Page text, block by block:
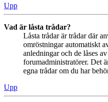
Upp
Vad är låsta trådar?
Låsta trådar är trådar där
omröstningar automatiskt
anledningar och de låses
forumadministratörer. Det
egna trådar om du har
Upp